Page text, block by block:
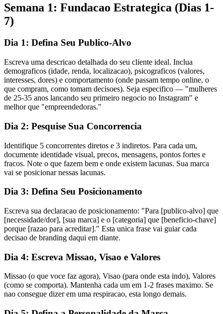
Semana 1: Fundacao Estrategica (Dias 1-
7)
Dia 1: Defina Seu Publico-Alvo
Escreva uma descricao detalhada do seu cliente ideal. Inclua
demograficos (idade, renda, localizacao), psicograficos (valores,
interesses, dores) e comportamento (onde passam tempo online, o
que compram, como tomam decisoes). Seja especifico — "mulheres
de 25-35 anos lancando seu primeiro negocio no Instagram" e
melhor que "empreendedoras."
Dia 2: Pesquise Sua Concorrencia
Identifique 5 concorrentes diretos e 3 indiretos. Para cada um,
documente identidade visual, precos, mensagens, pontos fortes e
fracos. Note o que fazem bem e onde existem lacunas. Sua marca
vai se posicionar nessas lacunas.
Dia 3: Defina Seu Posicionamento
Escreva sua declaracao de posicionamento: "Para [publico-alvo] que
[necessidade/dor], [sua marca] e o [categoria] que [beneficio-chave]
porque [razao para acreditar]." Esta unica frase vai guiar cada
decisao de branding daqui em diante.
Dia 4: Escreva Missao, Visao e Valores
Missao (o que voce faz agora), Visao (para onde esta indo), Valores
(como se comporta). Mantenha cada um em 1-2 frases maximo. Se
nao consegue dizer em uma respiracao, esta longo demais.